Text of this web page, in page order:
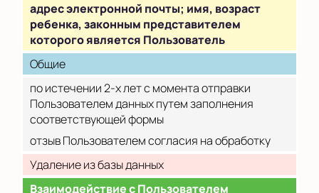
адрес электронной почты; имя, возраст
ребенка, законным представителем
которого является Пользователь
Общие
по истечении 2-х лет с момента отправки
Пользователем данных путем заполнения
соответствующей формы
отзыв Пользователем согласия на обработку
Удаление из базы данных
Взаимодействие с Пользователем